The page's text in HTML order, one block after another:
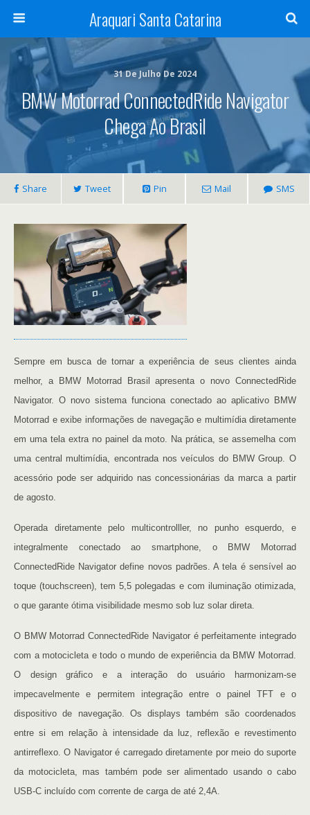
Araquari Santa Catarina
31 De Julho De 2024
BMW Motorrad ConnectedRide Navigator
Chega Ao Brasil
Share Tweet Pin Mail SMS
Sempre em busca de tornar a experiência de seus clientes ainda
melhor, a BMW Motorrad Brasil apresenta o novo ConnectedRide
Navigator. O novo sistema funciona conectado ao aplicativo BMW
Motorrad e exibe informações de navegação e multimídia diretamente
em uma tela extra no painel da moto. Na prática, se assemelha com
uma central multimídia, encontrada nos veículos do BMW Group. O
acessório pode ser adquirido nas concessionárias da marca a partir
de agosto.
Operada diretamente pelo multicontrolller, no punho esquerdo, e
integralmente conectado ao smartphone, o BMW Motorrad
ConnectedRide Navigator define novos padrões. A tela é sensível ao
toque (touchscreen), tem 5,5 polegadas e com iluminação otimizada,
o que garante ótima visibilidade mesmo sob luz solar direta.
O BMW Motorrad ConnectedRide Navigator é perfeitamente integrado
com a motocicleta e todo o mundo de experiência da BMW Motorrad.
O design gráfico e a interação do usuário harmonizam-se
impecavelmente e permitem integração entre o painel TFT e o
dispositivo de navegação. Os displays também são coordenados
entre si em relação à intensidade da luz, reflexão e revestimento
antirreflexo. O Navigator é carregado diretamente por meio do suporte
da motocicleta, mas também pode ser alimentado usando o cabo
USB-C incluído com corrente de carga de até 2,4A.